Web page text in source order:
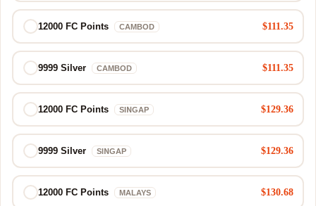
12000 FC Points CAMBOD $111.35
9999 Silver CAMBOD $111.35
12000 FC Points SINGAP $129.36
9999 Silver SINGAP $129.36
12000 FC Points MALAYS $130.68